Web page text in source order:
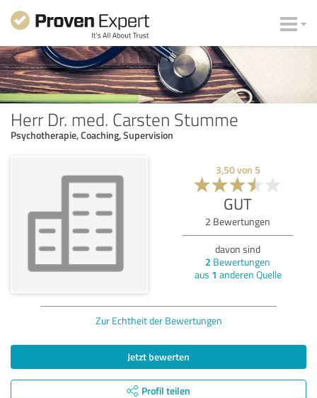
Herr Dr. med. Carsten Stumme
Psychotherapie, Coaching, Supervision
3,50von 5
GUT
2 Bewertungen
davon sind
2 Bewertungen
aus 1 anderen Quelle
Zur Echtheit der Bewertungen
Jetzt bewerten
Profil teilen